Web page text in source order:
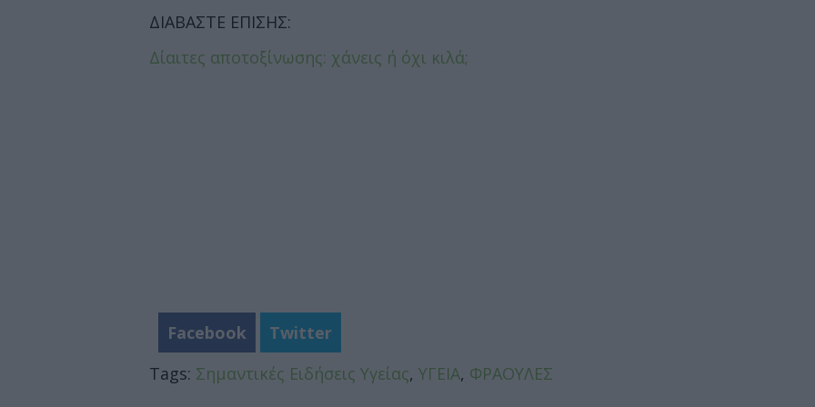
ΔΙΑΒΑΣΤΕ ΕΠΙΣΗΣ:
Δίαιτες αποτοξίνωσης: χάνεις ή όχι κιλά;
Facebook
Twitter
Tags: Σημαντικές Ειδήσεις Υγείας, ΥΓΕΙΑ, ΦΡΑΟΥΛΕΣ